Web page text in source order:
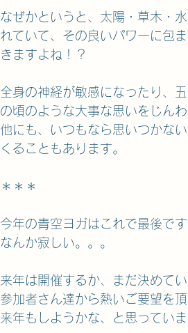
なぜかというと、太陽・草木・
れていて、その良いパワーに包
きますよね！？
全身の神経が敏感になったり、
の頃のような大事な思いをじん
他にも、いつもなら思いつかな
くることもあります。
＊＊＊
今年の青空ヨガはこれで最後です
なんか寂しい。。。
来年は開催するか、まだ決めて
参加者さん達から熱いご要望を
来年もしようかな、と思っていま